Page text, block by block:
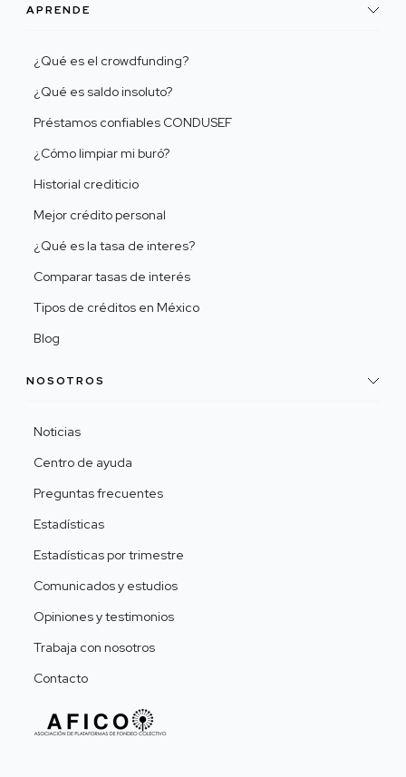
APRENDE
¿Qué es el crowdfunding?
¿Qué es saldo insoluto?
Préstamos confiables CONDUSEF
¿Cómo limpiar mi buró?
Historial crediticio
Mejor crédito personal
¿Qué es la tasa de interes?
Comparar tasas de interés
Tipos de créditos en México
Blog
NOSOTROS
Noticias
Centro de ayuda
Preguntas frecuentes
Estadísticas
Estadísticas por trimestre
Comunicados y estudios
Opiniones y testimonios
Trabaja con nosotros
Contacto